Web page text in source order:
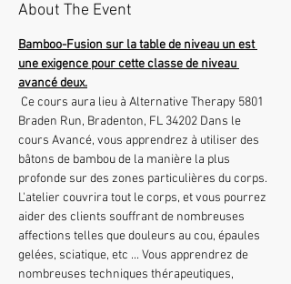
About The Event
Bamboo-Fusion sur la table de niveau un est
une exigence pour cette classe de niveau
avancé deux.
Braden Run, Bradenton, FL 34202 Dans le
cours Avancé, vous apprendrez à utiliser des
bâtons de bambou de la manière la plus
profonde sur des zones particulières du corps.
L'atelier couvrira tout le corps, et vous pourrez
aider des clients souffrant de nombreuses
affections telles que douleurs au cou, épaules
gelées, sciatique, etc ... Vous apprendrez de
nombreuses techniques thérapeutiques,